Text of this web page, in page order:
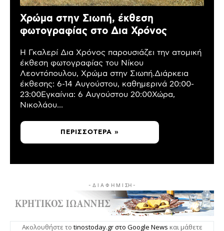
Χρώμα στην Σιωπή, έκθεση
φωτογραφίας στο Δια Χρόνος
Η Γκαλερί Δια Χρόνος παρουσιάζει την ατομική
έκθεση φωτογραφίας του Νίκου
Λεοντόπουλου, Χρώμα στην Σιωπή.Διάρκεια
έκθεσης: 6-14 Αυγούστου, καθημερινά 20:00-
23:00Εγκαίνια: 6 Αυγούστου 20:00Χώρα,
Νικολάου...
ΠΕΡΙΣΣΌΤΕΡΑ »
- Δ Ι Α Φ Η Μ Ι ΣΗ -
Ακολουθήστε το tinostoday.gr στο Google News και μάθετε